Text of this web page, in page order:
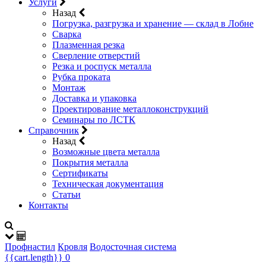
Услуги
Назад
Погрузка, разгрузка и хранение — склад в Лобне
Сварка
Плазменная резка
Сверление отверстий
Резка и роспуск металла
Рубка проката
Монтаж
Доставка и упаковка
Проектирование металлоконструкций
Семинары по ЛСТК
Справочник
Назад
Возможные цвета металла
Покрытия металла
Сертификаты
Техническая документация
Статьи
Контакты
Профнастил Кровля Водосточная система
{{cart.length}} 0